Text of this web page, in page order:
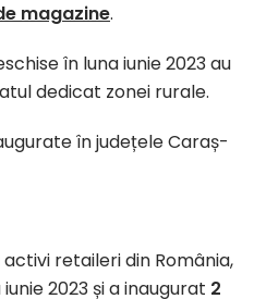
magazine.
în luna iunie 2023 au
dedicat zonei rurale.
în județele Caraș-
retaileri din România,
2023 și a inaugurat 2